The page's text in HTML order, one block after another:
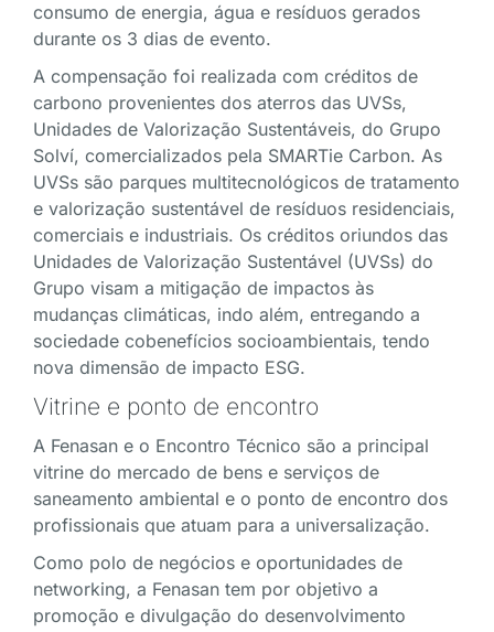
consumo de energia, água e resíduos gerados
durante os 3 dias de evento.
A compensação foi realizada com créditos de
carbono provenientes dos aterros das UVSs,
Unidades de Valorização Sustentáveis, do Grupo
Solví, comercializados pela SMARTie Carbon. As
UVSs são parques multitecnológicos de tratamento
e valorização sustentável de resíduos residenciais,
comerciais e industriais. Os créditos oriundos das
Unidades de Valorização Sustentável (UVSs) do
Grupo visam a mitigação de impactos às
mudanças climáticas, indo além, entregando a
sociedade cobenefícios socioambientais, tendo
nova dimensão de impacto ESG.
Vitrine e ponto de encontro
A Fenasan e o Encontro Técnico são a principal
vitrine do mercado de bens e serviços de
saneamento ambiental e o ponto de encontro dos
profissionais que atuam para a universalização.
Como polo de negócios e oportunidades de
networking, a Fenasan tem por objetivo a
promoção e divulgação do desenvolvimento